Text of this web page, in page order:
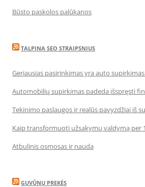
Būsto paskolos palūkanos
TALPINA SEO STRAIPSNIUS
Geriausias pasirinkimas yra auto
Automobilių supirkimas padeda išspręsti
Tekinimo paslaugos ir realūs pavyzdžiai iš
Kaip transformuoti užsakymų valdymą per
Atbulinis osmosas ir nauda
GUVŪNŲ PREKĖS